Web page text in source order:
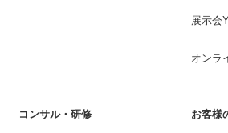
展示会
オンラ
コンサル・研修 お客様